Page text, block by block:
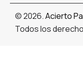
© 2026.Acierto
Todos los